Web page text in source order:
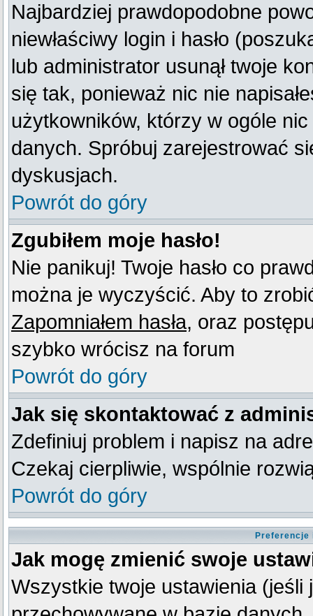
Najbardziej prawdopodobne
niewłaściwy login i hasło
lub administrator usunął twoje
się tak, ponieważ nic nie
użytkowników, którzy w ogóle
danych. Spróbuj zarejestrować
dyskusjach.
Powrót do góry
Zgubiłem moje hasło!
Nie panikuj! Twoje hasło co
można je wyczyścić. Aby to
Zapomniałem hasła, oraz
szybko wrócisz na forum
Powrót do góry
Jak się skontaktować z
Zdefiniuj problem i napisz na
Czekaj cierpliwie, wspólnie
Powrót do góry
Preferencje
Jak mogę zmienić swoje
Wszystkie twoje ustawienia